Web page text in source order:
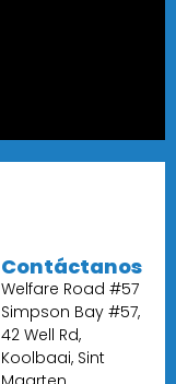
Contáctanos
Welfare Road #57
Simpson Bay #57,
42 Well Rd,
Koolbaai, Sint